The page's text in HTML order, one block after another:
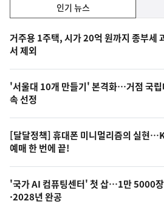
기,
최
신,
오
늘
의
영
상
오
인기 뉴스
기
뉴
스
거주용 1주택, 시가 20억 원까지 종부세
서 제외
'서울대 10개 만들기' 본격화…거점 국립
속 선정
[달달정책] 휴대폰 미니멀리즘의 실현
예매 한 번에 끝!
'국가 AI 컴퓨팅센터' 첫 삽…1만 5000
·2028년 완공